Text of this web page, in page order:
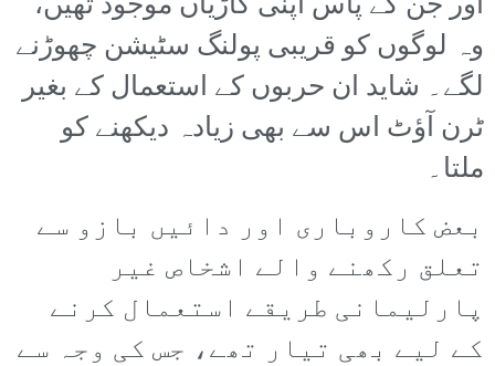
وہ لوگوں کو قریبی پولنگ سٹیشن چھوڑنے
لگے۔ شاید ان حربوں کے استعمال کے بغیر
ٹرن آؤٹ اس سے بھی زیادہ دیکھنے کو
ملتا۔
بعض کاروباری اور دائیں بازو سے
تعلق رکھنے والے اشخاص غیر
پارلیمانی طریقے استعمال کرنے
کے لیے بھی تیار تھے، جس کی وجہ سے